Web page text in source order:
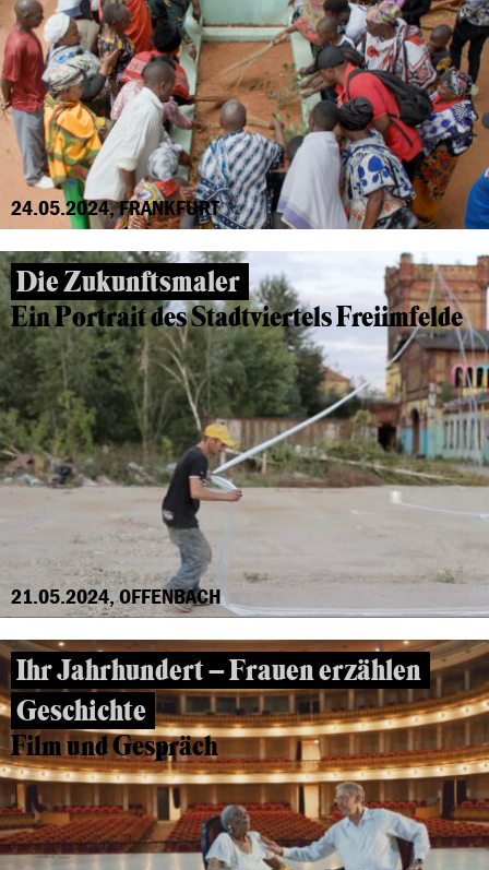
24.05.2024, FRANKFURT
Die Zukunftsmaler
Ein Portrait des Stadtviertels Freiimfelde
21.05.2024, OFFENBACH
Ihr Jahrhundert – Frauen erzählen
Geschichte
Film und Gespräch